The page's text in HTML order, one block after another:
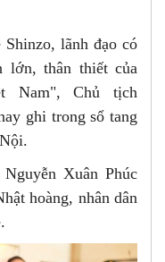
lãnh đạo có
lớn, thân thiết của
Nam", Chủ tịch
ghi trong sổ tang
Xuân Phúc
hoàng, nhân dân